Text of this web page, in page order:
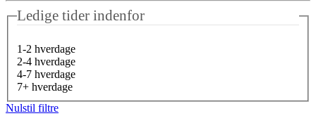
Ledige tider indenfor
1-2 hverdage
2-4 hverdage
4-7 hverdage
7+ hverdage
Nulstil filtre